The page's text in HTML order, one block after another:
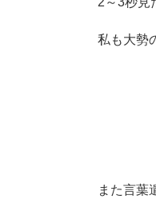
私も大勢
また言葉